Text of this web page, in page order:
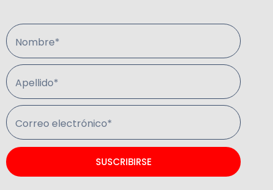
Nombre*
Apellido*
Correo electrónico*
SUSCRIBIRSE